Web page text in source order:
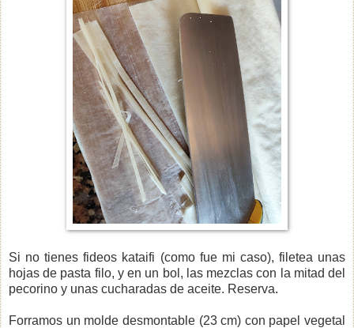
Si no tienes fideos kataifi (como fue mi caso), filetea unas
hojas de pasta filo, y en un bol, las mezclas con la mitad del
pecorino y unas cucharadas de aceite. Reserva.
Forramos un molde desmontable (23 cm) con papel vegetal